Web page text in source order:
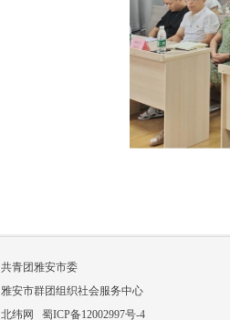
共青团雅安市委
雅安市群团组织社会服务中心
北纬网 蜀ICP备12002997号-4